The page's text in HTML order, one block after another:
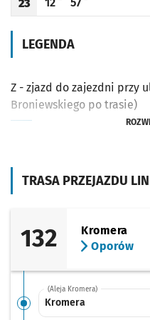
TRASA PRZEJAZDU
132
Kromera
Oporów
(Aleja Kromera)
Kromera
Godzina odjazdu
23
Odjazd
minut po godzinie 23
Odjazd
minut po
LEGENDA
Z - zjazd do zajezdni przy
Broniewskiego po trasie)